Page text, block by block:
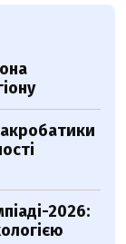
акробатики
2026: